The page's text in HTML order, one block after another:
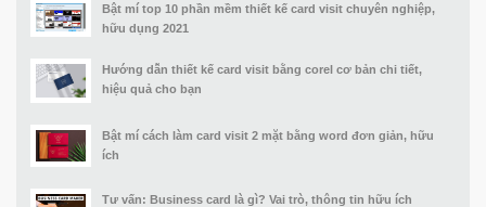
Bật mí top 10 phần mềm thiết kế card visit chuyên nghiệp,
hữu dụng 2021
Hướng dẫn thiết kế card visit bằng corel cơ bản chi tiết,
hiệu quả cho bạn
Bật mí cách làm card visit 2 mặt bằng word đơn giản, hữu
ích
Tư vấn: Business card là gì? Vai trò, thông tin hữu ích